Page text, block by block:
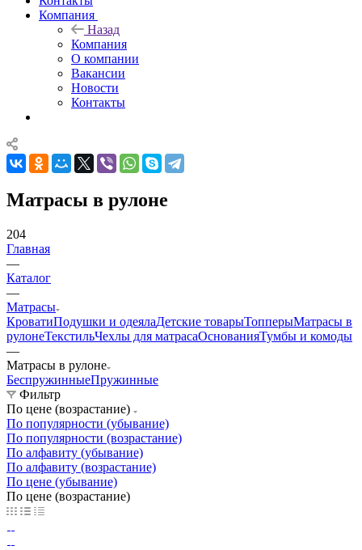
Компания
Назад
Компания
О компании
Вакансии
Новости
Контакты
Матрасы в рулоне
204
Главная
—
Каталог
—
Матрасы
КроватиПодушки и одеялаДетские товарыТопперыМатрасы в
рулонеТекстильЧехлы для матрасаОснованияТумбы и комоды
—
Матрасы в рулоне
БеспружинныеПружинные
Фильтр
По цене (возрастание)
По популярности (убывание)
По популярности (возрастание)
По алфавиту (убывание)
По алфавиту (возрастание)
По цене (убывание)
По цене (возрастание)